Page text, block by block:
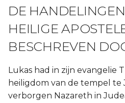
Éxodus
Leviticus
Ruth
DE
HEILIGE
BESCHREVEN
Lukas had in zijn evangelie
heiligdom van de tempel te
verborgen Nazareth in